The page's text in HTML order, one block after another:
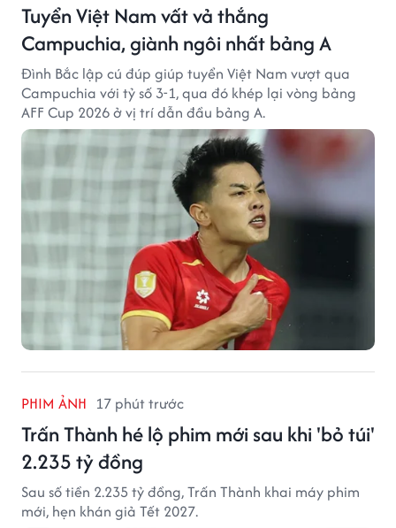
Tuyển Việt Nam vất vả thắng
Campuchia, giành ngôi nhất bảng A
Đình Bắc lập cú đúp giúp tuyển Việt Nam vượt qua
Campuchia với tỷ số 3-1, qua đó khép lại vòng bảng
AFF Cup 2026 ở vị trí dẫn đầu bảng A.
PHIM ẢNH 17 phút trước
Trấn Thành hé lộ phim mới sau khi 'bỏ túi'
2.235 tỷ đồng
Sau số tiền 2.235 tỷ đồng, Trấn Thành khai máy phim
mới, hẹn khán giả Tết 2027.